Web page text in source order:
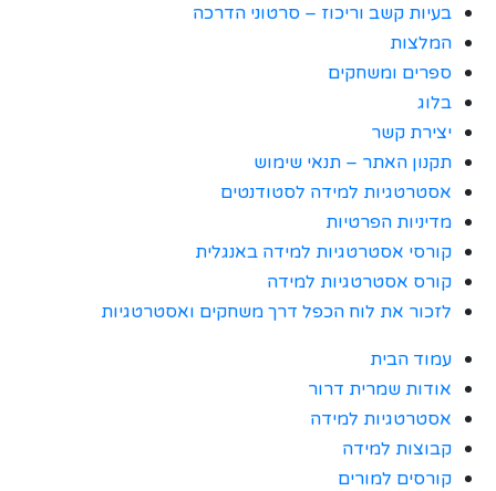
בעיות קשב וריכוז – סרטוני הדרכה
המלצות
ספרים ומשחקים
בלוג
יצירת קשר
תקנון האתר – תנאי שימוש
אסטרטגיות למידה לסטודנטים
מדיניות הפרטיות
קורסי אסטרטגיות למידה באנגלית
קורס אסטרטגיות למידה
לזכור את לוח הכפל דרך משחקים ואסטרטגיות
עמוד הבית
אודות שמרית דרור
אסטרטגיות למידה
קבוצות למידה
קורסים למורים